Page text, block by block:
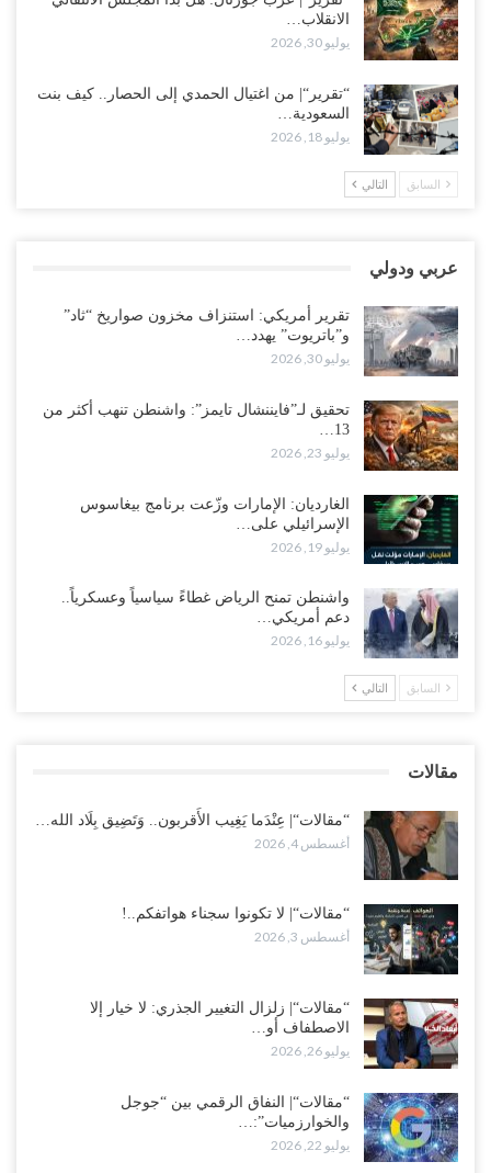
أغسطس 3, 2026
“مقالات“| لا تكونوا سجناء هواتفكم..!
أغسطس 3, 2026
“حضرموت“| بعد اقتحام منزل شيخ بارز.. قبائل الصحراء اليمنية تبدأ
احتشاداً على الحدود السعودية..!
أغسطس 2, 2026
أغسطس 2, 2026
“تعز“| مع اقتراب إعادة الهيكلة السعودية.. سباق بين طارق والإصلاح
لإشعال حرب..!
أغسطس 2, 2026
“حضرموت“| تغييرات سعودية بصفوف قيادة “درع الوطن” المتمركز
بالعبر.. هل بدأت الرياض إعادة هيكلة فصائلها بعد…
اغتيالات العبر تُشعل حضرموت.. من يقود حرب التصفية الصامتة داخل
معسكر التحالف..!
“تعز“| غضب شعبي يشلّ الخط الساحلي المخا- عدن.. هل بدأت المناطق
الاستراتيجية بالانفجار من الداخل..!
أغسطس 2, 2026
أغسطس 1, 2026
الانقلاب…
يوليو 30, 2026
“تقرير“| من اغتيال الحمدي إلى الحصار.. كيف بنت
السعودية…
يوليو 18, 2026
السابق التالي
عربي ودولي
تقرير أمريكي: استنزاف مخزون صواريخ “ثاد”
و”باتريوت” يهدد…
يوليو 30, 2026
تحقيق لـ”فايننشال تايمز”: واشنطن تنهب أكثر من
13…
يوليو 23, 2026
الغارديان: الإمارات وزّعت برنامج بيغاسوس
الإسرائيلي على…
يوليو 19, 2026
واشنطن تمنح الرياض غطاءً سياسياً وعسكرياً..
دعم أمريكي…
يوليو 16, 2026
السابق التالي
مقالات
“مقالات“| عِنْدَما يَغِيب الأَقربون.. وَتَضِيق بِلَاد الله…
أغسطس 4, 2026
“مقالات“| لا تكونوا سجناء هواتفكم..!
أغسطس 3, 2026
“مقالات“| زلزال التغيير الجذري: لا خيار إلا
الاصطفاف أو…
يوليو 26, 2026
“مقالات“| النفاق الرقمي بين “جوجل
والخوارزميات”:…
يوليو 22, 2026